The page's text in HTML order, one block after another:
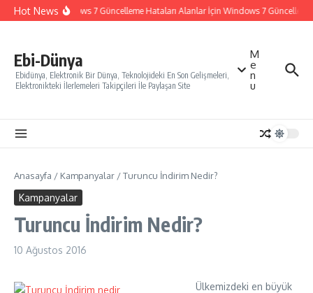
İçeriğe atla
Hot NewsWindows 7 Güncelleme Hataları Alanlar İçin Windows 7 Güncelleme
Ebi-Dünya
Ebidünya, Elektronik Bir Dünya, Teknolojideki En Son Gelişmeleri,
Elektronikteki İlerlemeleri Takipçileri İle Paylaşan Site
M
e
n
u
Anasayfa / Kampanyalar /Turuncu İndirim Nedir?
Kampanyalar
Turuncu İndirim Nedir?
10 Ağustos 2016
Ülkemizdeki en büyük